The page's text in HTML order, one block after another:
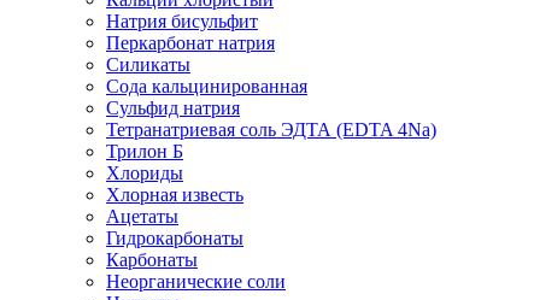
Натрия бисульфит
Перкарбонат натрия
Силикаты
Сода кальцинированная
Сульфид натрия
Тетранатриевая соль ЭДТА (EDTA 4Na)
Трилон Б
Хлориды
Хлорная известь
Ацетаты
Гидрокарбонаты
Карбонаты
Неорганические соли